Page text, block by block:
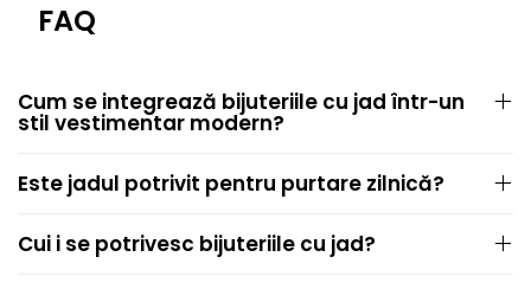
FAQ
Cum se integrează bijuteriile cu jad într-un
stil vestimentar modern?
Este jadul potrivit pentru purtare zilnică?
Cui i se potrivesc bijuteriile cu jad?